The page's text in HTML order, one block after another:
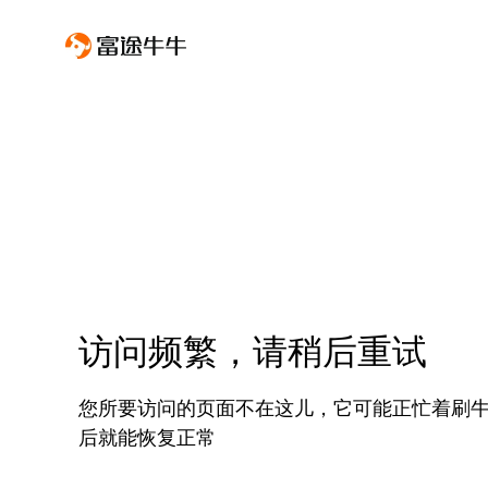
访问频繁，请稍后重试
您所要访问的页面不在这儿，它可能正忙着刷
后就能恢复正常